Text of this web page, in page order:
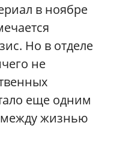
в ноябре
Но в отделе
не
еще одним
жизнью